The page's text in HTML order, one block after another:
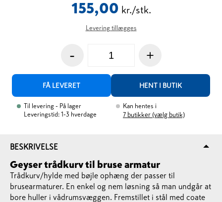
155,00 kr./stk.
Levering tillægges
- +
FÅ LEVERET HENT I BUTIK
Til levering - På lager
Leveringstid: 1-3 hverdage
Kan hentes i
7 butikker (vælg butik)
BESKRIVELSE
Geyser trådkurv til bruse armatur
Trådkurv/hylde med bøjle ophæng der passer til
brusearmaturer. En enkel og nem løsning så man undgår at
bore huller i vådrumsvæggen. Fremstillet i stål med coate